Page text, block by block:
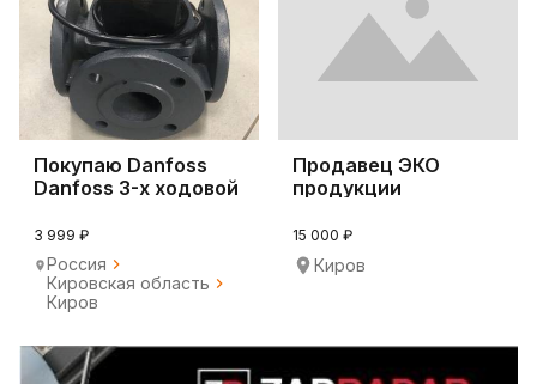
Покупаю Danfoss
Danfoss 3-х ходовой
3 999 ₽
Россия
Кировская область
Киров
Продавец ЭКО
продукции
15 000 ₽
Киров